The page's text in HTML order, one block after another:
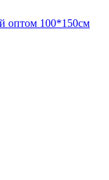
оптом 100*150см